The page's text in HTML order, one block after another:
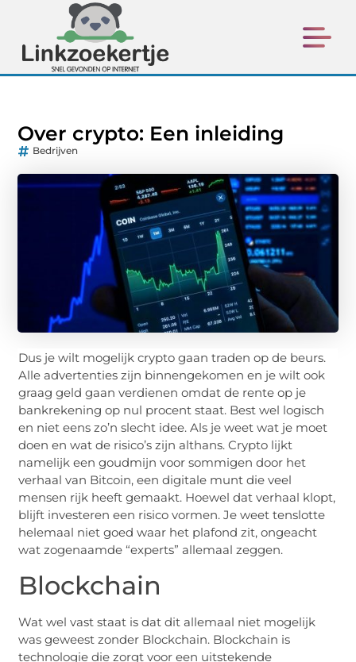
Over crypto: Een inleiding
Bedrijven
Dus je wilt mogelijk crypto gaan traden op de beurs.
Alle advertenties zijn binnengekomen en je wilt ook
graag geld gaan verdienen omdat de rente op je
bankrekening op nul procent staat. Best wel logisch
en niet eens zo’n slecht idee. Als je weet wat je moet
doen en wat de risico’s zijn althans. Crypto lijkt
namelijk een goudmijn voor sommigen door het
verhaal van Bitcoin, een digitale munt die veel
mensen rijk heeft gemaakt. Hoewel dat verhaal klopt,
blijft investeren een risico vormen. Je weet tenslotte
helemaal niet goed waar het plafond zit, ongeacht
wat zogenaamde “experts” allemaal zeggen.
Blockchain
Wat wel vast staat is dat dit allemaal niet mogelijk
was geweest zonder Blockchain. Blockchain is
technologie die zorgt voor een uitstekende